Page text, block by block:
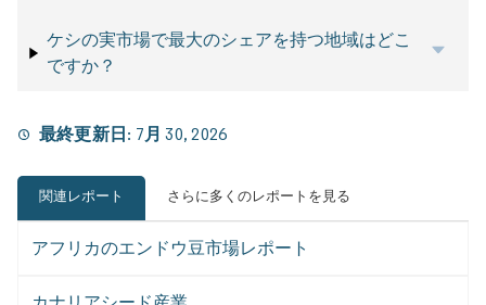
ケシの実市場で最大のシェアを持つ地域はどこ
ですか？
最終更新日: 7月 30, 2026
関連レポート さらに多くのレポートを見る
アフリカのエンドウ豆市場レポート